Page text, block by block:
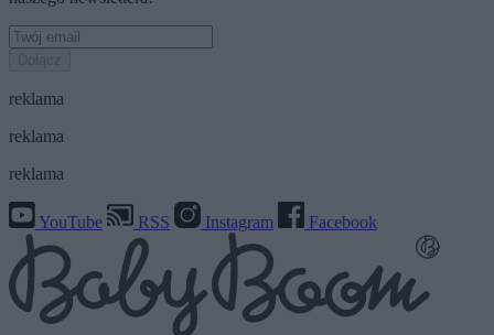
reklama
reklama
reklama
YouTube RSS Instagram Facebook